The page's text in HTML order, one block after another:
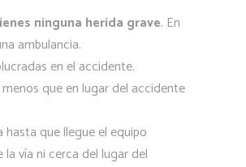
ninguna herida grave. En
ambulancia.
en el accidente.
que en lugar del accidente
que llegue el equipo
vía ni cerca del lugar del